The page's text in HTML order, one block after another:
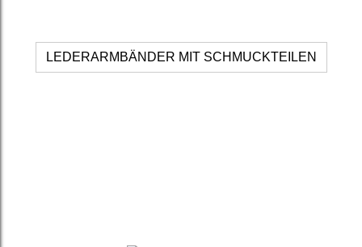
LEDERARMBÄNDER MIT SCHMUCKTEILEN